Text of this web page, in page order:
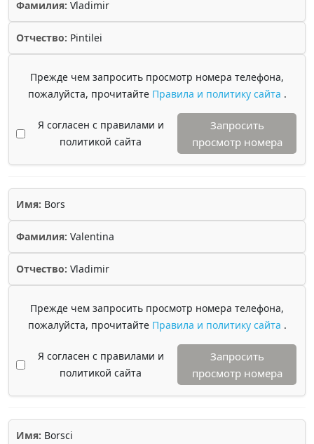
Фамилия: Vladimir
Отчество: Pintilei
Прежде чем запросить просмотр номера телефона,
пожалуйста, прочитайте Правила и политику сайта .
Я согласен с правилами и
политикой сайта
Запросить
просмотр номера
Имя: Bors
Фамилия: Valentina
Отчество: Vladimir
Прежде чем запросить просмотр номера телефона,
пожалуйста, прочитайте Правила и политику сайта .
Я согласен с правилами и
политикой сайта
Запросить
просмотр номера
Имя: Borsci